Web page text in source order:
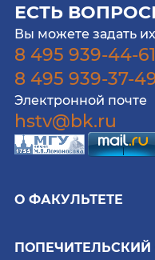
ЕСТЬ
Вы можете задать
8 495 939-44-61
8 495 939-37-
Электронной почте
hstv@bk.ru
О ФАКУЛЬТЕТЕ
ПОПЕЧИТЕЛЬСКИЙ